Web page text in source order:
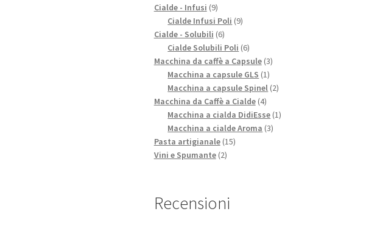
Cialde - Infusi 99
prodotti
Cialde Infusi Poli 99
Cialde - Solubili 66
prodotti
Cialde Solubili Poli 66
prodotti
Macchina da caffè a Capsule 33
Macchina a capsule GLS 11
prodotto
Macchina a capsule Spinel 22
Macchina da Caffè a Cialde 44
prodotti
Macchina a cialda DidiEsse 11
Macchina a cialde Aroma 33
Pasta artigianale 1515
Vini e Spumante 22
Recensioni